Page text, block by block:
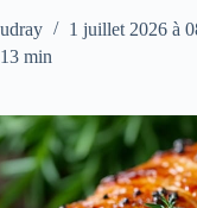
1 juillet 2026 à
13 min